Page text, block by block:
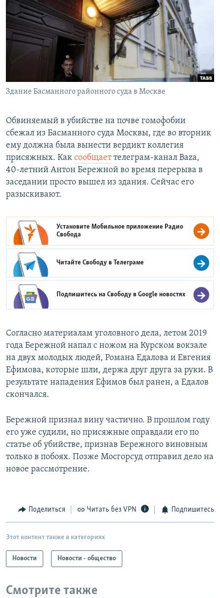
РАСПИСАНИЕ ВЕЩАНИЯ
ПОДПИШИТЕСЬ НА РАССЫЛКУ
Все сайты РСЕ/РС
Здание Басманного районного суда в Москве
Обвиняемый в убийстве на почве гомофобии
сбежал из Басманного суда Москвы, где во вторник
ему должна была вынести вердикт коллегия
присяжных. Как сообщаеттелеграм-канал Baza,
40-летний Антон Бережной во время перерыва в
заседании просто вышел из здания. Сейчас его
разыскивают.
Установите Мобильное приложение Радио
Свобода
Читайте Свободу вТелеграме
Подпишитесь на Свободу вGoogle новостях
Согласно материалам уголовного дела, летом 2019
года Бережной напал с ножом на Курском вокзале
на двух молодых людей, Романа Едалова и Евгения
Ефимова, которые шли, держа друг друга за руки. В
результате нападения Ефимов был ранен, а Едалов
скончался.
Бережной признал вину частично. В прошлом году
его уже судили, но присяжные оправдали его по
статье об убийстве, признав Бережного виновным
только в побоях. Позже Мосгорсуд отправил дело на
новое рассмотрение.
Поделиться Читать без VPN Подпишитесь
Этот контент также в категориях
Новости Новости - общество
Смотрите также